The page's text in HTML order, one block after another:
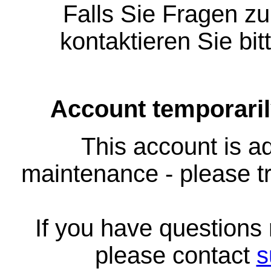
Falls Sie Fragen
kontaktieren Sie
Account
This account is
maintenance - please
If you have
please contact